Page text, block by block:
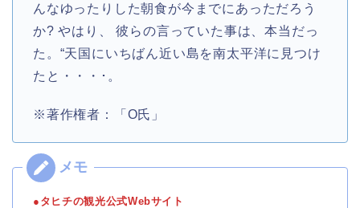
んなゆったりした朝食が今までにあっただろう
か? やはり、 彼らの言っていた事は、本当だっ
た。“天国にいちばん近い島を南太平洋に見つけ
たと・・・･。
※著作権者：「O氏」
●タヒチの観光公式Webサイト